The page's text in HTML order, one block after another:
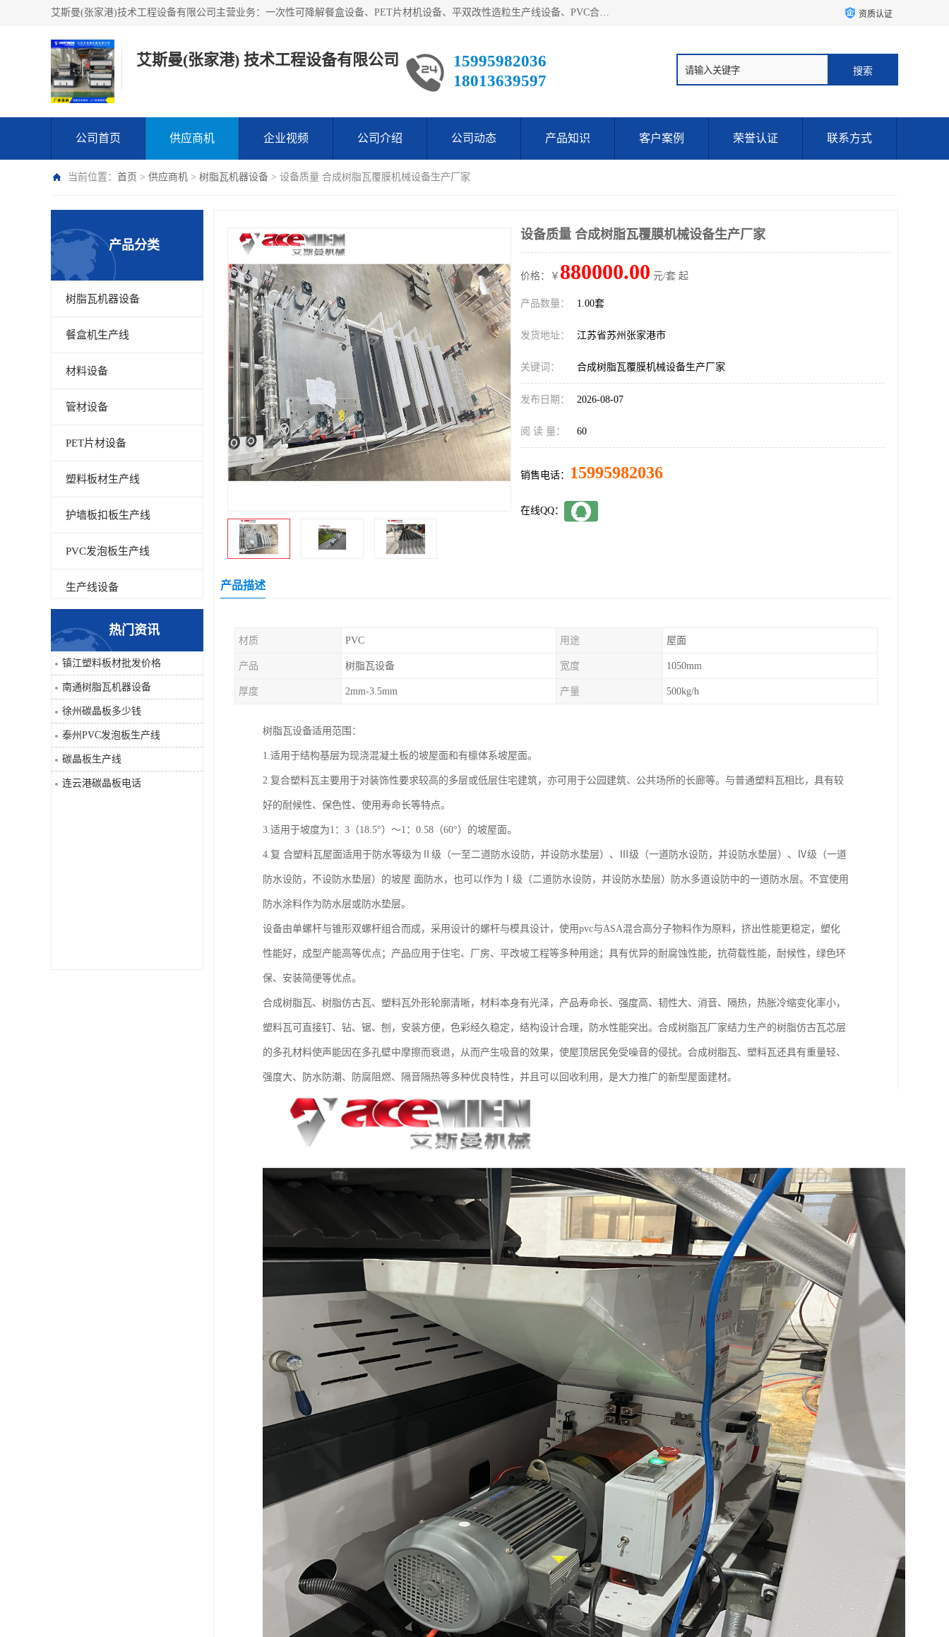
艾斯曼(张家港)技术工程设备有限公司主营业务：一次性可降解餐盒设备、PET片材机设备、平双改性造粒生产线设备、PVC合成树脂瓦设备、PP中空建筑模板设备、PVC管材设备等。成立至今，在国内我们的产品已经销售到全国所有省份，拥有多家客户，在国外产品出口到五十多个国家和地区。 资质认证
艾斯曼(张家港) 技术工程设备有限公司
15995982036
18013639597
公司首页 供应商机 企业视频 公司介绍 公司动态 产品知识 客户案例 荣誉认证 联系方式
当前位置： 首页 > 供应商机 > 树脂瓦机器设备 > 设备质量 合成树脂瓦覆膜机械设备生产厂家
产品分类
树脂瓦机器设备
餐盒机生产线
材料设备
管材设备
PET片材设备
塑料板材生产线
护墙板扣板生产线
PVC发泡板生产线
生产线设备
碳晶板生产线
PVC仿大理石板生产线
热门资讯
镇江塑料板材批发价格
南通树脂瓦机器设备
徐州碳晶板多少钱
泰州PVC发泡板生产线
碳晶板生产线
连云港碳晶板电话
设备质量 合成树脂瓦覆膜机械设备生产厂家
价格：￥ 880000.00 元/套 起
产品数量： 1.00套
发货地址： 江苏省苏州张家港市
关键词： 合成树脂瓦覆膜机械设备生产厂家
发布日期： 2026-08-07
阅 读 量： 60
销售电话： 15995982036
在线QQ：
产品描述
材质 PVC 用途 屋面
产品 树脂瓦设备 宽度 1050mm
厚度 2mm-3.5mm 产量 500kg/h
树脂瓦设备适用范围：
1.适用于结构基层为现浇混凝土板的坡屋面和有檩体系坡屋面。
2.复合塑料瓦主要用于对装饰性要求较高的多层或低层住宅建筑，亦可用于公园建筑、公共场所的长廊等。与普通塑料瓦相比，具有较
好的耐候性、保色性、使用寿命长等特点。
3.适用于坡度为1：3（18.5°）～1：0.58（60°）的坡屋面。
4.复 合塑料瓦屋面适用于防水等级为Ⅱ级（一至二道防水设防，并设防水垫层）、Ⅲ级（一道防水设防，并设防水垫层）、Ⅳ级（一道
防水设防，不设防水垫层）的坡屋 面防水，也可以作为Ⅰ级（二道防水设防，并设防水垫层）防水多道设防中的一道防水层。不宜使用
防水涂料作为防水层或防水垫层。
设备由单螺杆与锥形双螺杆组合而成，采用设计的螺杆与模具设计，使用pvc与ASA混合高分子物料作为原料，挤出性能更稳定，塑化
性能好，成型产能高等优点；产品应用于住宅、厂房、平改坡工程等多种用途；具有优异的耐腐蚀性能，抗荷载性能，耐候性，绿色环
保、安装简便等优点。
合成树脂瓦、树脂仿古瓦、塑料瓦外形轮廓清晰，材料本身有光泽，产品寿命长、强度高、韧性大、消音、隔热，热胀冷缩变化率小，
塑料瓦可直接钉、钻、锯、刨，安装方便，色彩经久稳定，结构设计合理，防水性能突出。合成树脂瓦厂家结力生产的树脂仿古瓦芯层
的多孔材料使声能因在多孔壁中摩擦而衰退，从而产生吸音的效果，使屋顶居民免受噪音的侵扰。合成树脂瓦、塑料瓦还具有重量轻、
强度大、防水防潮、防腐阻燃、隔音隔热等多种优良特性，并且可以回收利用，是大力推广的新型屋面建材。